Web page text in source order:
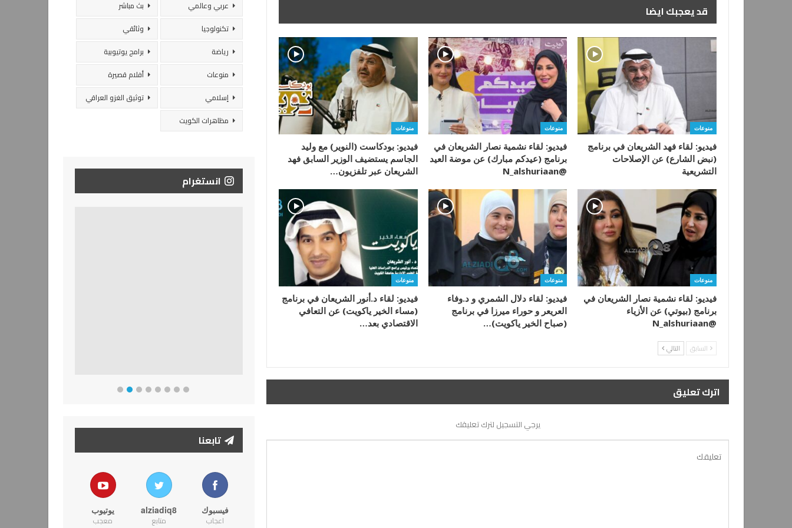
قد يعجبك ايضا
منوعات
فيديو: لقاء فهد الشريعان في برنامج
(نبض الشارع) عن الإصلاحات
التشريعية
منوعات
فيديو: لقاء نشمية نصار الشريعان في
برنامج (عيدكم مبارك) عن موضة العيد
@N_alshuriaan
منوعات
فيديو: بودكاست (النوير) مع وليد
الجاسم يستضيف الوزير السابق فهد
الشريعان عبر تلفزيون…
منوعات
فيديو: لقاء نشمية نصار الشريعان في
برنامج (بيوتي) عن الأزياء
@N_alshuriaan
منوعات
فيديو: لقاء دلال الشمري و د.وفاء
العريعر و حوراء ميرزا في برنامج
(صباح الخير ياكويت)…
منوعات
فيديو: لقاء د.أنور الشريعان في برنامج
(مساء الخير ياكويت) عن التعافي
الاقتصادي بعد…
السابق التالي
اترك تعليق
يرجي التسجيل لترك تعليقك
عربي وعالمي
بث مباشر
تكنولوجيا
وثائقي
رياضة
برامج يوتيوبية
منوعات
أفلام قصيرة
إسلامي
توثيق الغزو العراقي
مظاهرات الكويت
انستغرام
تابعنا
فيسبوك
اعجاب
alziadiq8
متابع
يوتيوب
معجب